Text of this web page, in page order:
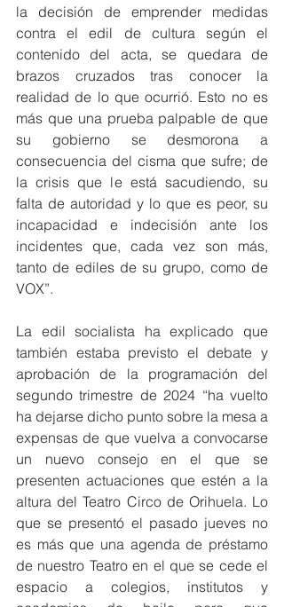
la decisión de emprender medidas
contra el edil de cultura según el
contenido del acta, se quedara de
brazos cruzados tras conocer la
realidad de lo que ocurrió. Esto no es
más que una prueba palpable de que
su gobierno se desmorona a
consecuencia del cisma que sufre; de
la crisis que le está sacudiendo, su
falta de autoridad y lo que es peor, su
incapacidad e indecisión ante los
incidentes que, cada vez son más,
tanto de ediles de su grupo, como de
VOX”.
La edil socialista ha explicado que
también estaba previsto el debate y
aprobación de la programación del
segundo trimestre de 2024 “ha vuelto
ha dejarse dicho punto sobre la mesa a
expensas de que vuelva a convocarse
un nuevo consejo en el que se
presenten actuaciones que estén a la
altura del Teatro Circo de Orihuela. Lo
que se presentó el pasado jueves no
es más que una agenda de préstamo
de nuestro Teatro en el que se cede el
espacio a colegios, institutos y